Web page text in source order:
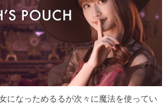
になっためるるが次々に魔法を使ってい